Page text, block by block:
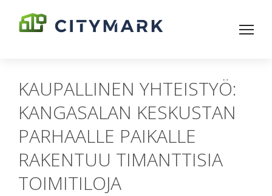
KAUPALLINEN YHTEISTYÖ:
KANGASALAN KESKUSTAN
PARHAALLE PAIKALLE
RAKENTUU TIMANTTISIA
TOIMITILOJA